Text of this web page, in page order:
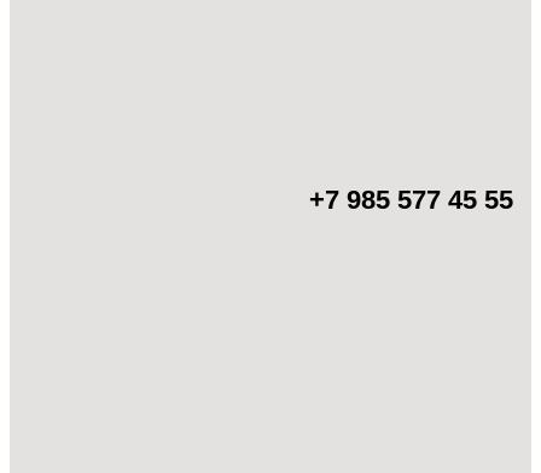
+7 985 577 45 55